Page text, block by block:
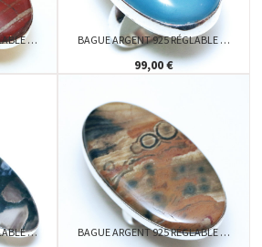
… BAGUE ARGENT 925 RÉGLABLE …
99,00 €
… BAGUE ARGENT 925 RÉGLABLE …